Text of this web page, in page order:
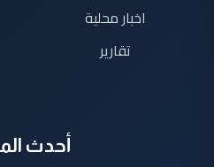
اخبار محلية
تقارير
أحدث